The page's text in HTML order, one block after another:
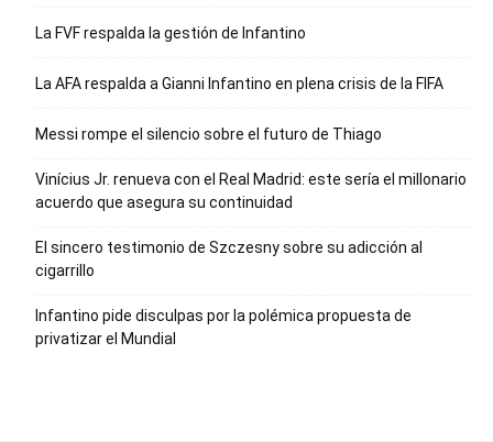
La FVF respalda la gestión de Infantino
La AFA respalda a Gianni Infantino en plena crisis de la FIFA
Messi rompe el silencio sobre el futuro de Thiago
Vinícius Jr. renueva con el Real Madrid: este sería el millonario
acuerdo que asegura su continuidad
El sincero testimonio de Szczesny sobre su adicción al
cigarrillo
Infantino pide disculpas por la polémica propuesta de
privatizar el Mundial